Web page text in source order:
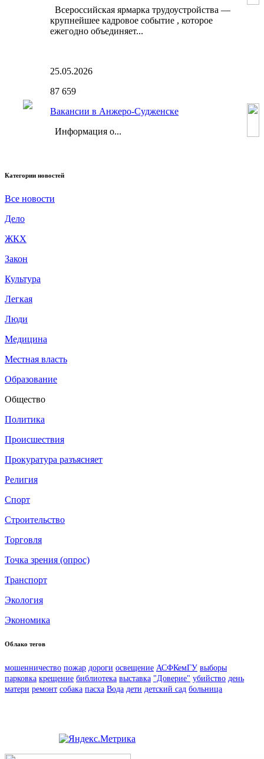
Всероссийская ярмарка трудоустройства —
крупнейшее кадровое событие , которое
ежегодно объединяет...
25.05.2026
87 659
Вакансии в Анжеро-Судженске
Информация о...
Категории новостей
Все новости
Дело
ЖКХ
Закон
Культура
Легкая
Люди
Медицина
Местная власть
Образование
Общество
Политика
Происшествия
Прокуратура разъясняет
Религия
Спорт
Строительство
Торговля
Точка зрения (опрос)
Транспорт
Экология
Экономика
Облако тегов
мошенничество пожар дороги освещение АСФКемГУ выборы
парковка крещение библиотека выставка "Доверие" убийство день
матери ремонт собака пасха Вода дети детский сад больница